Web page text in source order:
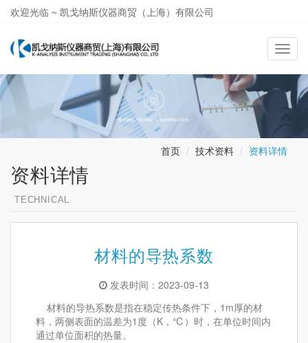
欢迎光临 ~ 凯戈纳斯仪器商贸（上海）有限公司
导
航
切
换
首页 技术资料 资料详情
资料详情
TECHNICAL
材料的导热系数
发表时间：2023-09-13
材料的导热系数是指在稳定传热条件下，1m厚的材
料，两侧表面的温差为1度（K，℃）时，在单位时间内
通过单位面积的热量。